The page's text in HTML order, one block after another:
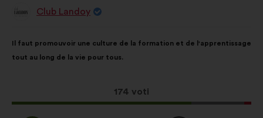
PropostaClub Landoy
della
mia
Il faut promouvoir une culture de la formation et de l'apprentissage
tout au long de la vie pour tous.
Questa
proposta
174 voti
ripartiti: